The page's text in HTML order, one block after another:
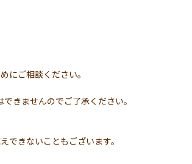
にご相談ください。
きませんのでご了承ください。
できないこともございます。